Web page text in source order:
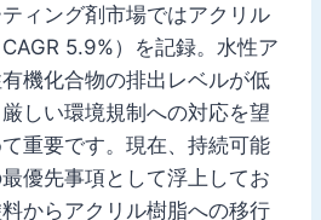
ィング剤市場ではアクリル
5.9%）を記録。水性ア
機化合物の排出レベルが低
しい環境規制への対応を望
重要です。現在、持続可能
優先事項として浮上してお
からアクリル樹脂への移行